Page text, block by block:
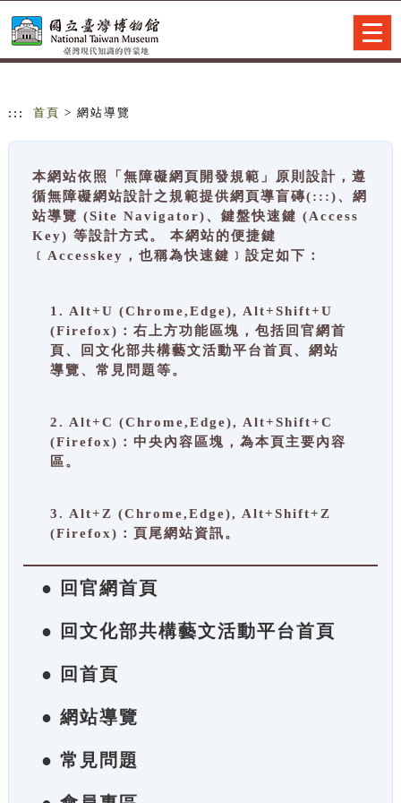
::: 首頁 > 網站導覽
本網站依照「無障礙網頁開發規範」原則設計，遵
循無障礙網站設計之規範提供網頁導盲磚(:::)、網
站導覽 (Site Navigator)、鍵盤快速鍵 (Access
Key) 等設計方式。 本網站的便捷鍵
﹝Accesskey，也稱為快速鍵﹞設定如下：
1. Alt+U (Chrome,Edge), Alt+Shift+U
(Firefox)：右上方功能區塊，包括回官網首
頁、回文化部共構藝文活動平台首頁、網站
導覽、常見問題等。
2. Alt+C (Chrome,Edge), Alt+Shift+C
(Firefox)：中央內容區塊，為本頁主要內容
區。
3. Alt+Z (Chrome,Edge), Alt+Shift+Z
(Firefox)：頁尾網站資訊。
● 回官網首頁
● 回文化部共構藝文活動平台首頁
● 回首頁
● 網站導覽
● 常見問題